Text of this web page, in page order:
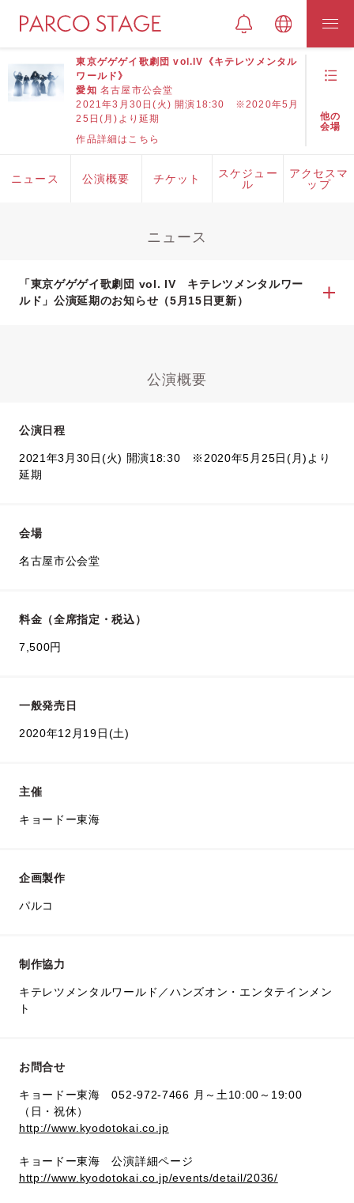
東京ゲゲゲイ歌劇団 vol.IV《キテレツメンタル
ワールド》
愛知 名古屋市公会堂
2021年3月30日(火) 開演18:30 ※2020年5月
25日(月)より延期
作品詳細はこちら
他の
会場
ニュース 公演概要 チケット
スケジュー
ル
アクセスマ
ップ
ニュース
「東京ゲゲゲイ歌劇団 vol. IV キテレツメンタルワー
ルド」公演延期のお知らせ（5月15日更新）
公演概要
公演日程
2021年3月30日(火) 開演18:30 ※2020年5月25日(月)より
延期
会場
名古屋市公会堂
料金（全席指定・税込）
7,500円
一般発売日
2020年12月19日(土)
主催
キョードー東海
企画製作
パルコ
制作協力
キテレツメンタルワールド／ハンズオン・エンタテインメン
ト
お問合せ
キョードー東海 052-972-7466 月～土10:00～19:00
（日・祝休）
http://www.kyodotokai.co.jp
キョードー東海 公演詳細ページ
http://www.kyodotokai.co.jp/events/detail/2036/